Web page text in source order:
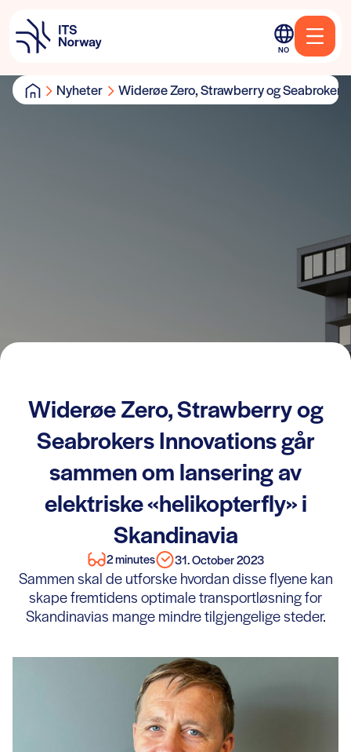
NO
Nyheter Widerøe Zero, Strawberry og
Widerøe Zero, Strawberry og
Seabrokers Innovations går
sammen om lansering av
elektriske «helikopterfly» i
Skandinavia
2 minutes 31. October 2023
Sammen skal de utforske hvordan disse flyene kan
skape fremtidens optimale transportløsning for
Skandinavias mange mindre tilgjengelige steder.